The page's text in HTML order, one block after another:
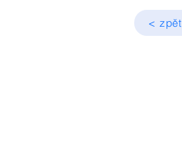
< zpět